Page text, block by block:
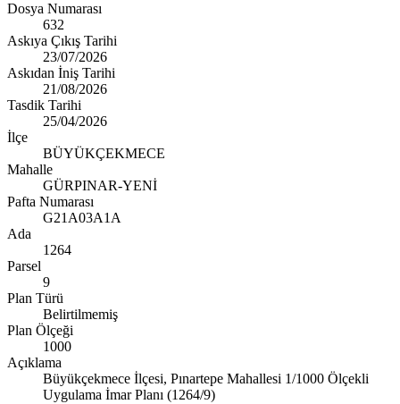
Dosya Numarası
632
Askıya Çıkış Tarihi
23/07/2026
Askıdan İniş Tarihi
21/08/2026
Tasdik Tarihi
25/04/2026
İlçe
BÜYÜKÇEKMECE
Mahalle
GÜRPINAR-YENİ
Pafta Numarası
G21A03A1A
Ada
1264
Parsel
9
Plan Türü
Belirtilmemiş
Plan Ölçeği
1000
Açıklama
Büyükçekmece İlçesi, Pınartepe Mahallesi 1/1000 Ölçekli
Uygulama İmar Planı (1264/9)